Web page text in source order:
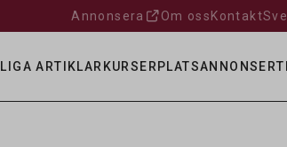
Annonsera Om oss Kontakt
ARTIKLAR KURSER PLATSANNONSER